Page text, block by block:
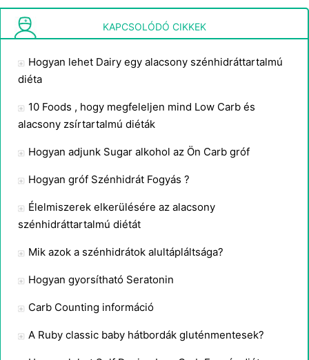
Kritika a Zóna diétaKAPCSOLÓDÓ CIKKEK
Hogyan lehet Dairy egy alacsony szénhidráttartalmú
diéta
10 Foods , hogy megfeleljen mind Low Carb és
alacsony zsírtartalmú diéták
Hogyan adjunk Sugar alkohol az Ön Carb gróf
Hogyan gróf Szénhidrát Fogyás ?
Élelmiszerek elkerülésére az alacsony
szénhidráttartalmú diétát
Mik azok a szénhidrátok alultápláltsága?
Hogyan gyorsítható Seratonin
Carb Counting információ
A Ruby classic baby hátbordák gluténmentesek?